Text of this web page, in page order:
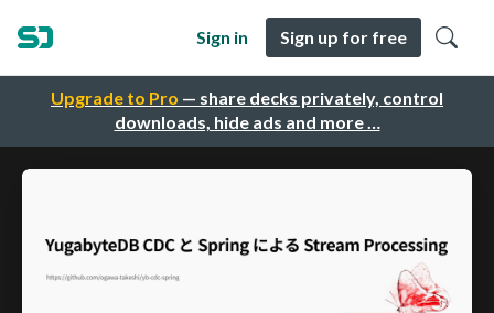
Upgrade to Pro — share decks privately, control
downloads, hide ads and more …
Sign in Sign up for free